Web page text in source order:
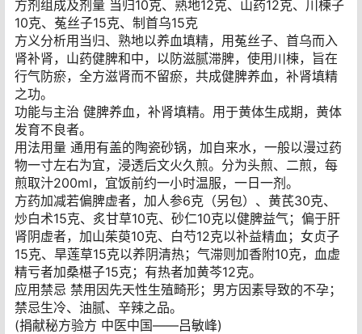
方剂组成及剂量 当归10克、熟地12克、山药12克、川楝子
10克、菟丝子15克、制首乌15克
方义分析用当归、熟地以养血填精，用菟丝子、首乌而入
肾补肾，山药健脾和中，以防滋腻滞脾，使用川楝，旨在
行气防瘀，全方滋肾而不留瘀，共成健脾养血，补肾填精
之功。
功能与主治 健脾养血，补肾填精。用于黄体生成期，黄体
发育不良者。
用法用量 通用有盖的陶瓷砂锅，加自来水，一般以漫过药
物一寸左右为宜，浸透后文火久煎。分为头煎、二煎，每
煎取汁200ml，宜饭前约一小时温服，一日一剂。
方药加减若偏脾虚者，加人参6克（另包）、黄芪30克、
炒白术15克、炙甘草10克、砂仁10克以健脾益气；偏于肝
肾阴虚者，加山茱萸10克、白芍12克以补益精血；女贞子
15克、旱莲草15克以养阴清热；气滞则加香附10克，血虚
精亏者加桑椹子15克；有热者加黄芩12克。
应用禁忌 禁用因先天性生殖畸形；男方因素导致的不孕；
禁忌生冷、油腻、辛辣之品。
(捐献秘方验方 中医中国——吕敏峰)